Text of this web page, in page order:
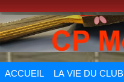
ACCUEIL LA VIE DU CLUB